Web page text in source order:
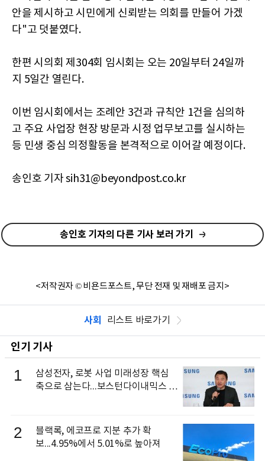
안을 제시하고 시민에게 신뢰받는 의회를 만들어 가겠
다"고 덧붙였다.
한편 시의회 제304회 임시회는 오는 20일부터 24일까
지 5일간 열린다.
이번 임시회에서는 조례안 3건과 규칙안 1건을 심의하
고 주요 사업장 현장 방문과 시정 업무보고를 실시하는
등 민생 중심 의정활동을 본격적으로 이어갈 예정이다.
송인호 기자 sih31@beyondpost.co.kr
송인호 기자의 다른 기사 보러 가기
<저작권자 © 비욘드포스트, 무단 전재 및 재배포 금지>
사회 리스트 바로가기
인기 기사
1
삼성전자, 로봇 사업 미래성장 핵심
축으로 삼는다...보스턴다이내믹스 출
2
블랙록, 에코프로 지분 추가 확
보...4.95%에서 5.01%로 높아져